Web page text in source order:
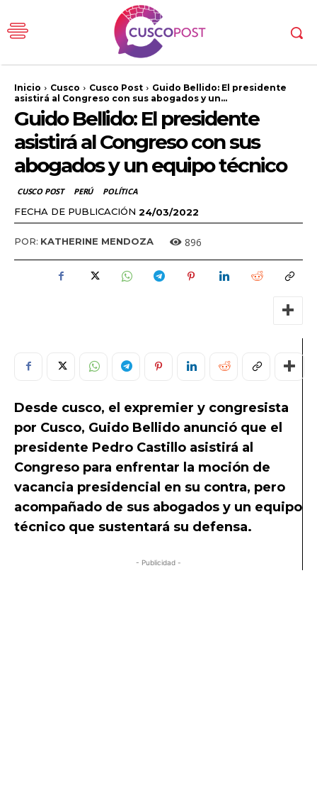
Inicio Cusco Cusco Post
Guido Bellido: El presidente
asistirá al Congreso con sus abogados y un...
Guido Bellido: El presidente
asistirá al Congreso con sus
abogados y un equipo técnico
CUSCO POST PERÚ POLÍTICA
FECHA DE PUBLICACIÓN 24/03/2022
POR: KATHERINE MENDOZA 896
Desde cusco, el expremier y congresista
por Cusco, Guido Bellido anunció que el
presidente Pedro Castillo asistirá al
Congreso para enfrentar la moción de
vacancia presidencial en su contra, pero
acompañado de sus abogados y un equipo
técnico que sustentará su defensa.
- Publicidad -